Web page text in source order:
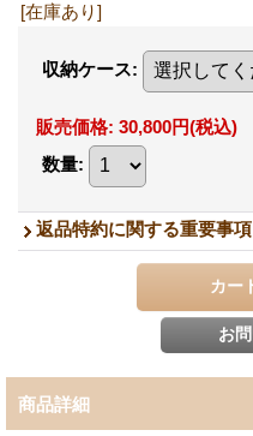
[在庫あり]
収納ケース:
販売価格: 30,800円(税込)
数量:
返品特約に関する重要事項
商品詳細